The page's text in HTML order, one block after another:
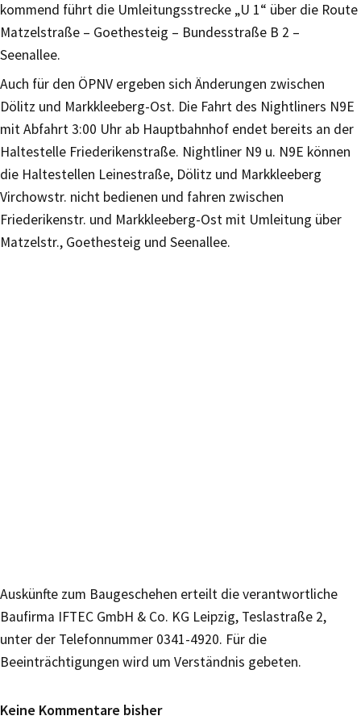
kommend führt die Umleitungsstrecke „U 1“ über die Route
Matzelstraße – Goethesteig – Bundesstraße B 2 –
Seenallee.
Auch für den ÖPNV ergeben sich Änderungen zwischen
Dölitz und Markkleeberg-Ost. Die Fahrt des Nightliners N9E
mit Abfahrt 3:00 Uhr ab Hauptbahnhof endet bereits an der
Haltestelle Friederikenstraße. Nightliner N9 u. N9E können
die Haltestellen Leinestraße, Dölitz und Markkleeberg
Virchowstr. nicht bedienen und fahren zwischen
Friederikenstr. und Markkleeberg-Ost mit Umleitung über
Matzelstr., Goethesteig und Seenallee.
Auskünfte zum Baugeschehen erteilt die verantwortliche
Baufirma IFTEC GmbH & Co. KG Leipzig, Teslastraße 2,
unter der Telefonnummer 0341-4920. Für die
Beeinträchtigungen wird um Verständnis gebeten.
Keine Kommentare bisher